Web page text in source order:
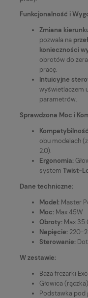
Funkcjonalność i
Zmiana
pozwala na
konieczności
obrotów do
pracę.
Intuicyjne
wyświetlaczem
parametrów.
Sprawdzona Moc i
obu modelach
2.0).
Ergonomia:
system Twist-
Dane techniczne:
Model: Master
Moc: Max 45W
Obroty: Max 35
Napięcie: 220-
Sterowanie:
W zestawie:
Baza frezarki
Głowica
Podstawka pod